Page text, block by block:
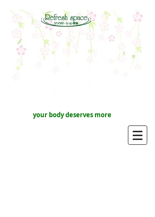
your body deserves more